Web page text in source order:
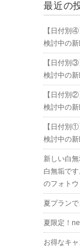
最近の
【日付別
検討中の
【日付別
検討中の
【日付別
検討中の
【日付別
検討中の
新しい白
白無垢で
のフォトウ
夏プラン
夏限定！
お得なキ